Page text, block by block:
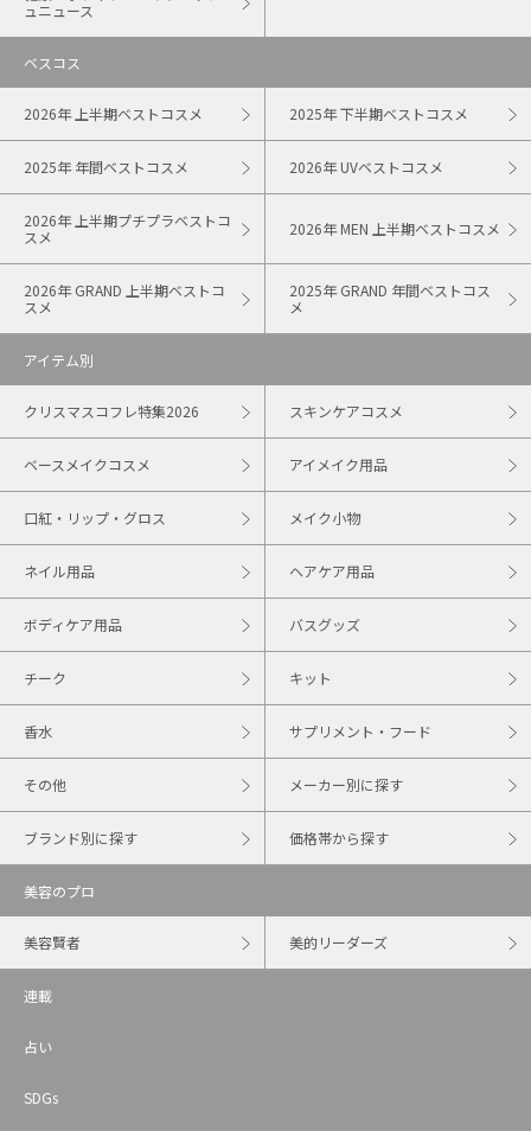
ュニュース
ベスコス
2026年 上半期ベストコスメ 2025年 下半期ベストコスメ
2025年 年間ベストコスメ 2026年 UVベストコスメ
2026年 上半期プチプラベストコ
スメ
2026年 MEN 上半期ベストコスメ
2026年 GRAND 上半期ベストコ
スメ
2025年 GRAND 年間ベストコス
メ
アイテム別
クリスマスコフレ特集2026 スキンケアコスメ
ベースメイクコスメ アイメイク用品
口紅・リップ・グロス メイク小物
ネイル用品 ヘアケア用品
ボディケア用品 バスグッズ
チーク キット
香水 サプリメント・フード
その他 メーカー別に探す
ブランド別に探す 価格帯から探す
美容のプロ
美容賢者 美的リーダーズ
連載
占い
SDGs